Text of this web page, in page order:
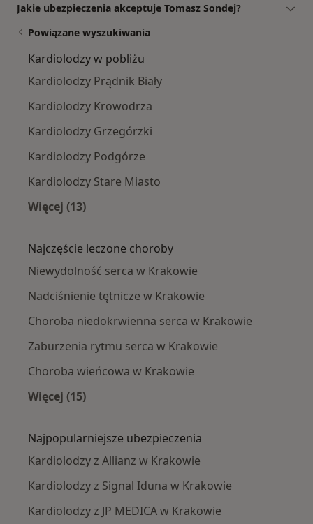
Jakie ubezpieczenia akceptuje Tomasz Sondej?
Powiązane wyszukiwania
Kardiolodzy w pobliżu
Kardiolodzy Prądnik Biały
Kardiolodzy Krowodrza
Kardiolodzy Grzegórzki
Kardiolodzy Podgórze
Kardiolodzy Stare Miasto
Więcej (13)
Najczęście leczone choroby
Niewydolność serca w Krakowie
Nadciśnienie tętnicze w Krakowie
Choroba niedokrwienna serca w Krakowie
Zaburzenia rytmu serca w Krakowie
Choroba wieńcowa w Krakowie
Więcej (15)
Najpopularniejsze ubezpieczenia
Kardiolodzy z Allianz w Krakowie
Kardiolodzy z Signal Iduna w Krakowie
Kardiolodzy z JP MEDICA w Krakowie